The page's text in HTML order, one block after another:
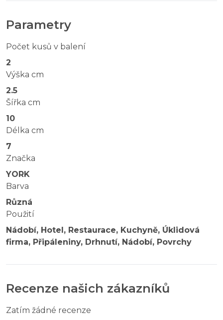
Parametry
Počet kusů v balení
2
Výška cm
2.5
Šířka cm
10
Délka cm
7
Značka
YORK
Barva
Různá
Použití
Nádobí, Hotel, Restaurace, Kuchyně, Úklidová
firma, Připáleniny, Drhnutí, Nádobí, Povrchy
Recenze našich zákazníků
Zatím žádné recenze